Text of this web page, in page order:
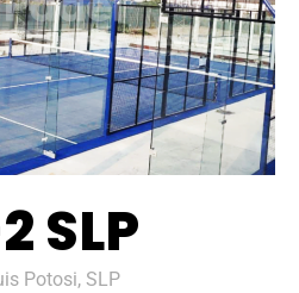
SLP
Potosi, SLP